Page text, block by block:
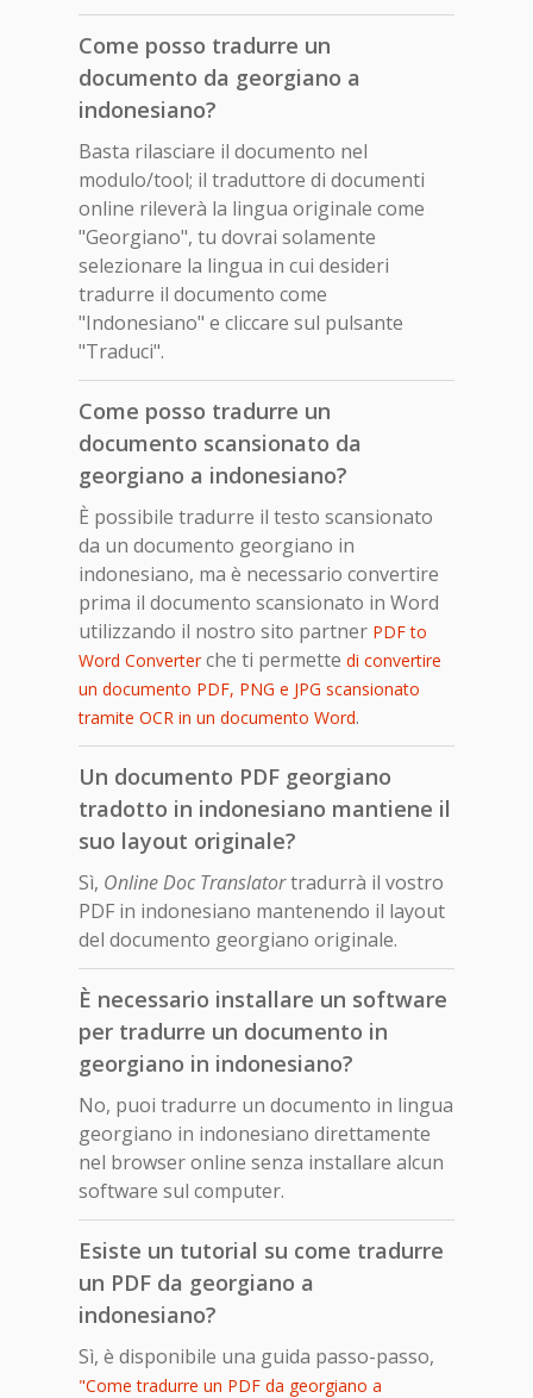
Come posso tradurre un
documento da georgiano a
indonesiano?
Basta rilasciare il documento nel
modulo/tool; il traduttore di documenti
online rileverà la lingua originale come
"Georgiano", tu dovrai solamente
selezionare la lingua in cui desideri
tradurre il documento come
"Indonesiano" e cliccare sul pulsante
"Traduci".
Come posso tradurre un
documento scansionato da
georgiano a indonesiano?
È possibile tradurre il testo scansionato
da un documento georgiano in
indonesiano, ma è necessario convertire
prima il documento scansionato in Word
utilizzando il nostro sito partner PDF to
Word Converterche ti permette di convertire
un documento PDF, PNG e JPG scansionato
tramite OCR in un documento Word.
Un documento PDF georgiano
tradotto in indonesiano mantiene il
suo layout originale?
Sì, Online Doc Translatortradurrà il vostro
PDF in indonesiano mantenendo il layout
del documento georgiano originale.
È necessario installare un software
per tradurre un documento in
georgiano in indonesiano?
No, puoi tradurre un documento in lingua
georgiano in indonesiano direttamente
nel browser online senza installare alcun
software sul computer.
Esiste un tutorial su come tradurre
un PDF da georgiano a
indonesiano?
Sì, è disponibile una guida passo-passo,
"Come tradurre un PDF da georgiano a